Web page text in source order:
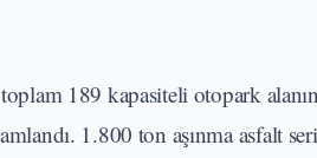
189 kapasiteli otopark
1.800 ton aşınma asfalt